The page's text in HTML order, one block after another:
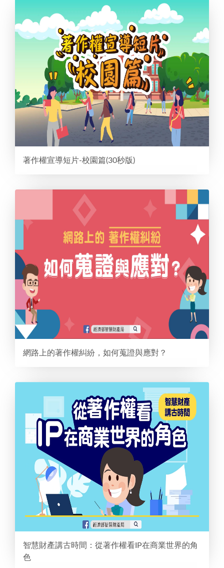
著作權宣導短片-校園篇(30秒版)
網路上的著作權糾紛，如何蒐證與應對？
智慧財產講古時間：從著作權看IP在商業世界的角
色